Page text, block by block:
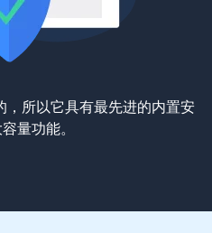
所以它具有最先进的内置安
量功能。